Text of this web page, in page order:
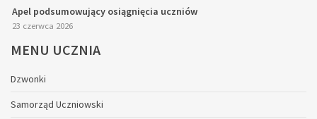
Apel podsumowujący osiągnięcia uczniów
23 czerwca 2026
MENU UCZNIA
Dzwonki
Samorząd Uczniowski